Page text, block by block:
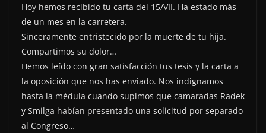
Hoy hemos recibido tu carta del 15/VII. Ha estado más
de un mes en la carretera.
Sinceramente entristecido por la muerte de tu hija.
Compartimos su dolor…
Hemos leído con gran satisfacción tus tesis y la carta a
la oposición que nos has enviado. Nos indignamos
hasta la médula cuando supimos que camaradas Radek
y Smilga habían presentado una solicitud por separado
al Congreso…